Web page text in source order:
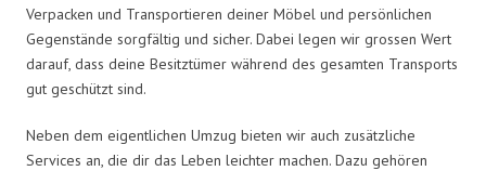
Verpacken und Transportieren deiner Möbel und persönlichen
Gegenstände sorgfältig und sicher. Dabei legen wir grossen Wert
darauf, dass deine Besitztümer während des gesamten Transports
gut geschützt sind.
Neben dem eigentlichen Umzug bieten wir auch zusätzliche
Services an, die dir das Leben leichter machen. Dazu gehören